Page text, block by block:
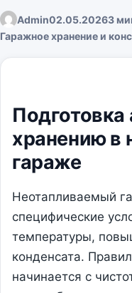
Admin02.05.20263
Гаражное хранение и
хранению в
гараже
Неотапливаемый
специфические
температуры,
конденсата.
начинается с